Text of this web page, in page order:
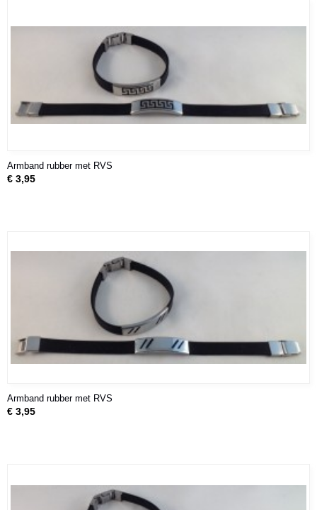
Armband rubber met RVS
€ 3,95
Armband rubber met RVS
€ 3,95